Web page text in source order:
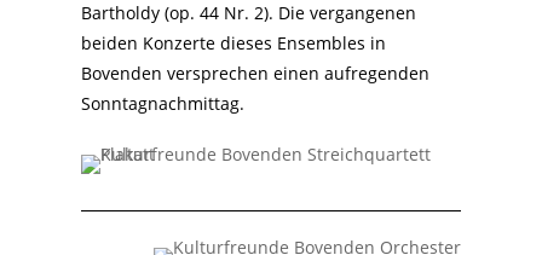
Bartholdy (op. 44 Nr. 2). Die vergangenen
beiden Konzerte dieses Ensembles in
Bovenden versprechen einen aufregenden
Sonntagnachmittag.